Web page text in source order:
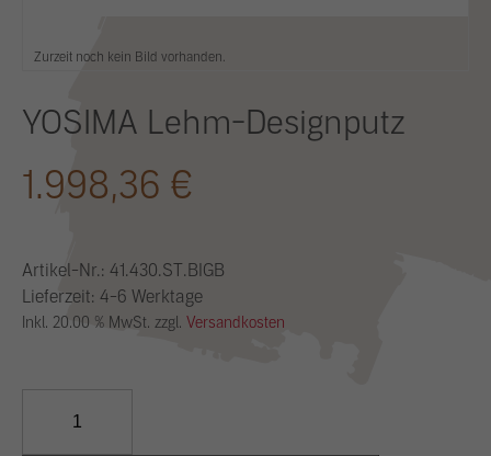
Zurzeit noch kein Bild vorhanden.
YOSIMA Lehm-Designputz
1.998,36 €
Artikel-Nr.: 41.430.ST.BIGB
Lieferzeit: 4-6 Werktage
Inkl. 20.00 % MwSt. zzgl. Versandkosten